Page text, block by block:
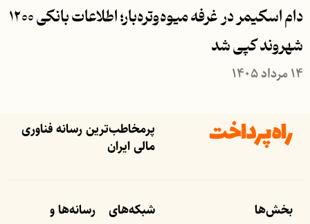
دام اسکیمر در غرفه میوه‌وتره‌بار؛ اطلاعات بانکی ۱۲۰۰
شهروند کپی شد
۱۴ مرداد ۱۴۰۵
پرمخاطب‌ترین رسانه فناوری
مالی ایران
بخش‌ها
شبکه‌های
رسانه‌ها و